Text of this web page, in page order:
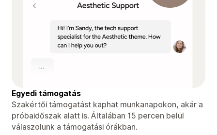
Egyedi támogatás
Szakértői támogatást kaphat munkanapokon, akár a
próbaidőszak alatt is. Általában 15 percen belül
válaszolunk a támogatási órákban.